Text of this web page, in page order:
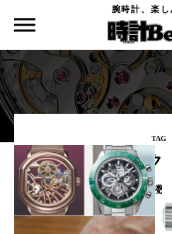
腕時計、楽
フランクミュラー
TAG
#フラン
該当件数：
今年はスケルトン大豊作！ ラ